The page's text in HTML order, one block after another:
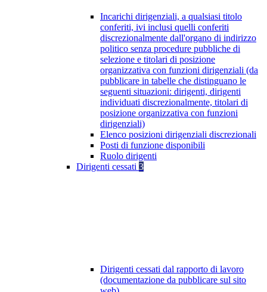
Incarichi dirigenziali, a qualsiasi titolo
conferiti, ivi inclusi quelli conferiti
discrezionalmente dall'organo di indirizzo
politico senza procedure pubbliche di
selezione e titolari di posizione
organizzativa con funzioni dirigenziali (da
pubblicare in tabelle che distinguano le
seguenti situazioni: dirigenti, dirigenti
individuati discrezionalmente, titolari di
posizione organizzativa con funzioni
dirigenziali)
Elenco posizioni dirigenziali discrezionali
Posti di funzione disponibili
Ruolo dirigenti
Dirigenti cessati 3
Dirigenti cessati dal rapporto di lavoro
(documentazione da pubblicare sul sito